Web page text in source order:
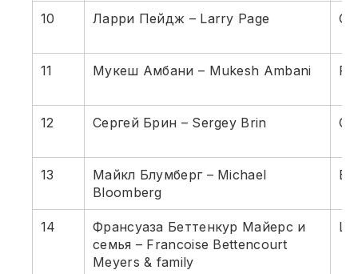
10 Ларри Пейдж – Larry Page
11 Мукеш Амбани – Mukesh Ambani
12 Сергей Брин – Sergey Brin
13
Майкл Блумберг – Michael
Bloomberg
14
Франсуаза Беттенкур Майерс и
семья – Francoise Bettencourt
Meyers & family